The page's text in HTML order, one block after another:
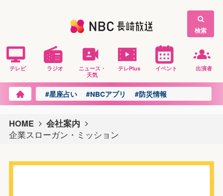
検索
テレビ ラジオ
ニュース・
天気
テレPlus イベント 出演者
#星座占い #NBCアプリ #防災情報
HOME
会社案内
企業スローガン・ミッション